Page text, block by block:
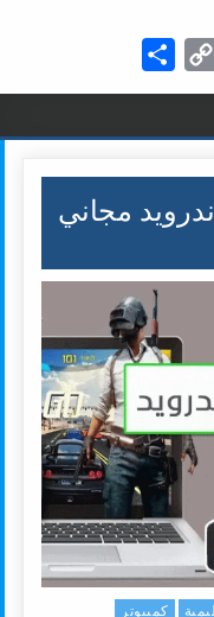
Copy
مجاني
كمبيوتر